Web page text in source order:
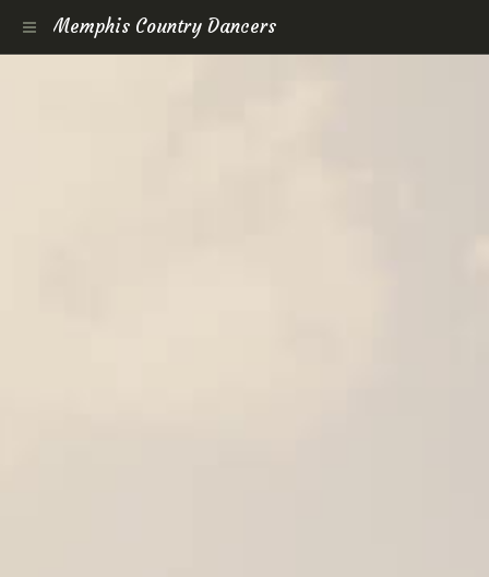
Memphis Country Dancers